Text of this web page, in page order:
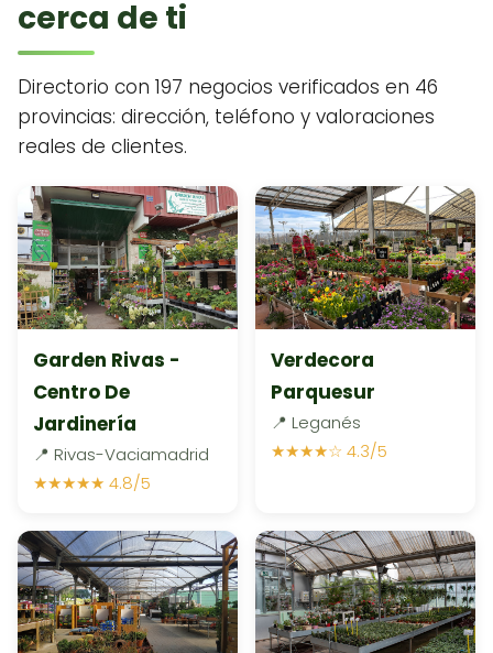
cerca de ti
Directorio con 197 negocios verificados en 46
provincias: dirección, teléfono y valoraciones
reales de clientes.
Garden Rivas -
Centro De
Jardinería
📍 Rivas-Vaciamadrid
★★★★★ 4.8/5
Verdecora
Parquesur
📍 Leganés
★★★★☆ 4.3/5